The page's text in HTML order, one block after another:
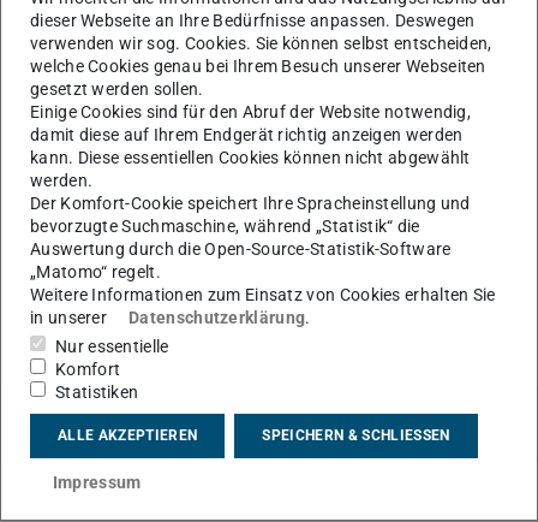
am IDM-System durchgeführt. Es kann zu einem
kurzen Ausfall des IDM-Portals kommen. Aufgrund
der redundanten Auslegung des Systems wird nicht
mit weiteren Nutzerauswirkungen gerechnet.
KONTAKT
dieser Webseite an Ihre Bedürfnisse anpassen. Deswegen
verwenden wir sog. Cookies. Sie können selbst entscheiden,
welche Cookies genau bei Ihrem Besuch unserer Webseiten
gesetzt werden sollen.
Einige Cookies sind für den Abruf der Website notwendig,
damit diese auf Ihrem Endgerät richtig anzeigen werden
kann. Diese essentiellen Cookies können nicht abgewählt
werden.
Der Komfort-Cookie speichert Ihre Spracheinstellung und
bevorzugte Suchmaschine, während „Statistik“ die
Auswertung durch die Open-Source-Statistik-Software
„Matomo“ regelt.
Weitere Informationen zum Einsatz von Cookies erhalten Sie
in unserer
Datenschutzerklärung.
Nur essentielle
Komfort
Statistiken
ALLE AKZEPTIEREN SPEICHERN & SCHLIESSEN
Impressum